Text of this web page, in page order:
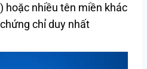
hoặc nhiều tên miền khác
chỉ duy nhất